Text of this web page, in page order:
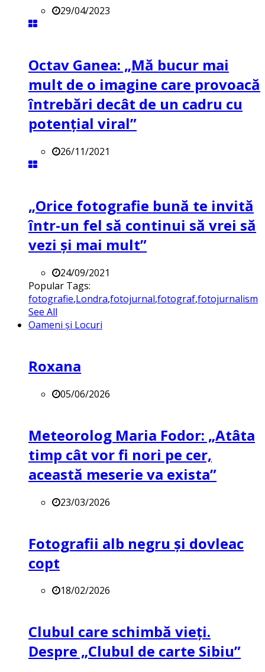
29/04/2023
Octav Ganea: „Mă bucur mai
mult de o imagine care provoacă
întrebări decât de un cadru cu
potenţial viral”
26/11/2021
„Orice fotografie bună te invită
într-un fel să continui să vrei să
vezi și mai mult”
24/09/2021
Popular Tags:
fotografie,Londra,fotojurnal,fotograf,fotojurnalism
See All
Oameni și Locuri
Roxana
05/06/2026
Meteorolog Maria Fodor: „Atâta
timp cât vor fi nori pe cer,
această meserie va exista”
23/03/2026
Fotografii alb negru și dovleac
copt
18/02/2026
Clubul care schimbă vieți.
Despre „Clubul de carte Sibiu”